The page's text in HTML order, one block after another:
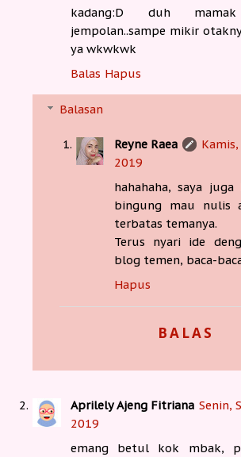
kadang:D duh
jempolan..sampe mikir
ya wkwkwk
Balas Hapus
Balasan
Reyne Raea
2019
hahahaha, saya
bingung mau nulis
terbatas temanya.
Terus nyari ide
blog temen, baca-
Hapus
BALAS
Aprilely Ajeng Fitriana Senin,
2019
emang betul kok mbak,